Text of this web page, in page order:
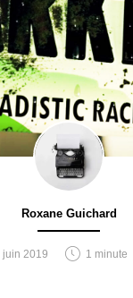
Roxane Guichard
juin 2019 1 minute